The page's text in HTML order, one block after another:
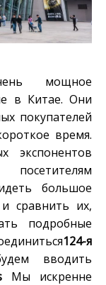
мощное
в Китае. Они
покупателей
время.
экспонентов
большое
сравнить их,
подробные
124-я
вводить
Мы искренне